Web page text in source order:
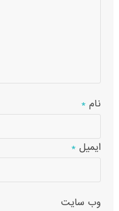
نام*
ایمیل*
وب‌ سایت